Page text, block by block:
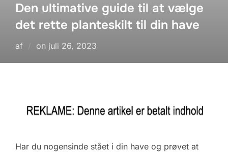
Den ultimative guide til at vælge
det rette planteskilt til din have
af on Udgivet
juli 26, 2023
Har du nogensinde stået i din have og prøvet at